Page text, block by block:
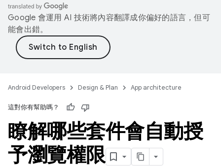
Google 會運用 AI 技術將內容翻譯成你偏好的語言，但可
能會出錯。
Android Developers Design & Plan App architecture
這對你有幫助嗎？
瞭解哪些套件會自動授
予瀏覽權限